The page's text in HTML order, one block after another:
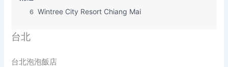
6 Wintree City Resort Chiang Mai
台北
台北泡泡飯店